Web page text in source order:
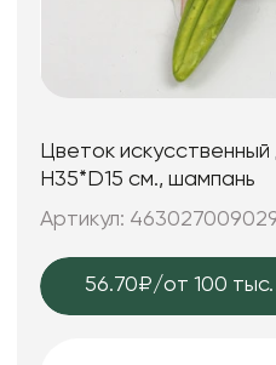
Цветок
H35*D15 см., шампань
Артикул:
56.70₽/от 100 тыс.